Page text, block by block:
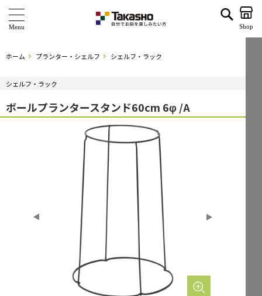
海外ブランド・シリーズ
FAQ
Shop
ホーム プランター・シェルフ シェルフ・ラック
シェルフ・ラック
ボールプランタースタンド60cm 6φ /A